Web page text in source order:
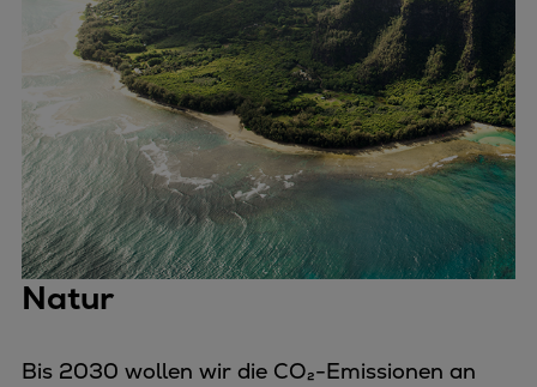
Natur
Bis 2030 wollen wir die CO₂-Emissionen an